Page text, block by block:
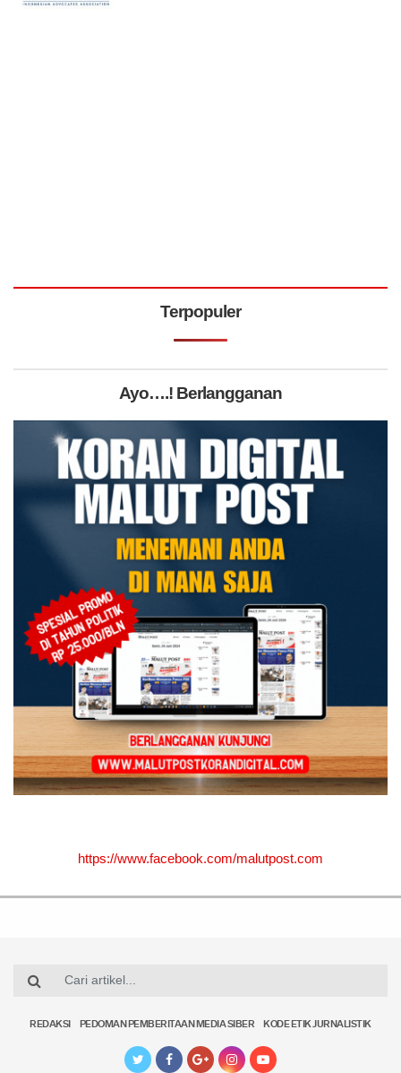
Terpopuler
Ayo….! Berlangganan
https://www.facebook.com/malutpost.com
REDAKSI PEDOMAN PEMBERITAAN MEDIA SIBER KODE ETIK JURNALISTIK